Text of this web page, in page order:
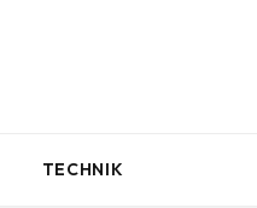
TECHNIK